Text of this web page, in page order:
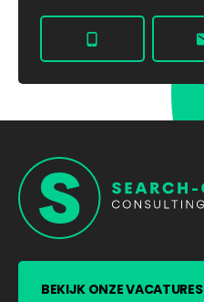
BEKIJK ONZE VACATURES